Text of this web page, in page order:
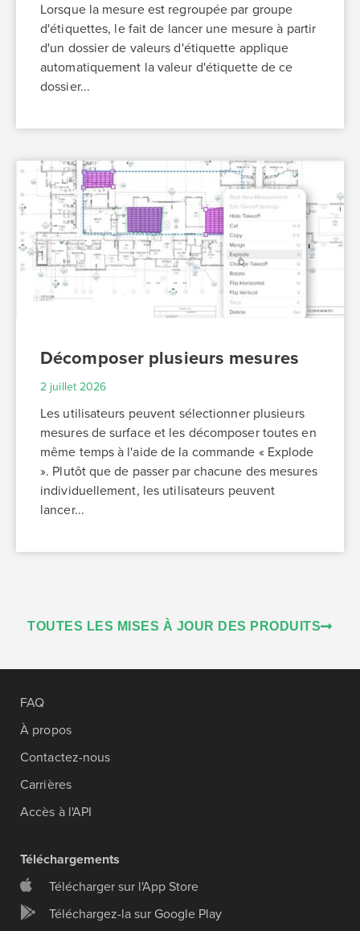
Lorsque la mesure est regroupée par groupe
d'étiquettes, le fait de lancer une mesure à partir
d'un dossier de valeurs d'étiquette applique
automatiquement la valeur d'étiquette de ce
dossier...
Décomposer plusieurs mesures
2 juillet 2026
Les utilisateurs peuvent sélectionner plusieurs
mesures de surface et les décomposer toutes en
même temps à l'aide de la commande « Explode
». Plutôt que de passer par chacune des mesures
individuellement, les utilisateurs peuvent
lancer...
TOUTES LES MISES À JOUR DES PRODUITS
FAQ
À propos
Contactez-nous
Carrières
Accès à l'API
Téléchargements
Télécharger sur l'App Store
Téléchargez-la sur Google Play